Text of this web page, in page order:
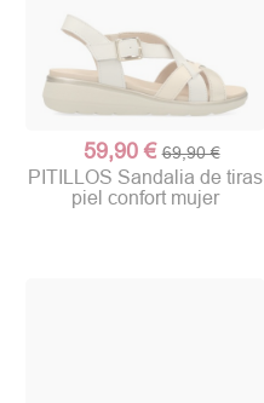
59,90 € 69,90 €
PITILLOS Sandalia de tiras
piel confort mujer